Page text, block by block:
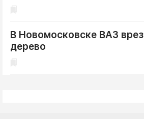
В Новомосковске ВАЗ
дерево